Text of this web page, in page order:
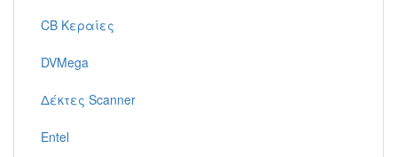
CB Κεραίες
DVMega
Δέκτες Scanner
Entel